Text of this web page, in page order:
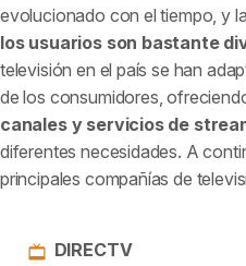
evolucionado con el tiempo, y
los usuarios son bastante
televisión en el país se han
de los consumidores,
canales y servicios de
diferentes necesidades. A
principales compañías de
DIRECTV